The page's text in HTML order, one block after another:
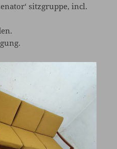
sitzgruppe, incl.